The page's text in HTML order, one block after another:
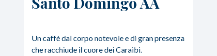
Un caffè dal corpo notevole e di gran presenza
che racchiude il cuore dei Caraibi.